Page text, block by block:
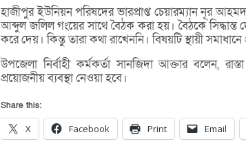
হাজীপুর ইউনিয়ন পরিষদের ভারপ্রাপ্ত চেয়ারম্যান নূর
আব্দুল জলিল গংয়ের সাথে বৈঠক করা হয়। বৈঠকে সিদ্ধান্ত
করে দেয়। কিন্তু তারা কথা রাখেননি। বিষয়টি স্থায়ী
উপজেলা নির্বাহী কর্মকর্তা সানজিদা আক্তার বলেন,
প্রয়োজনীয় ব্যবস্থা নেওয়া হবে।
Share this:
X Facebook Print Email